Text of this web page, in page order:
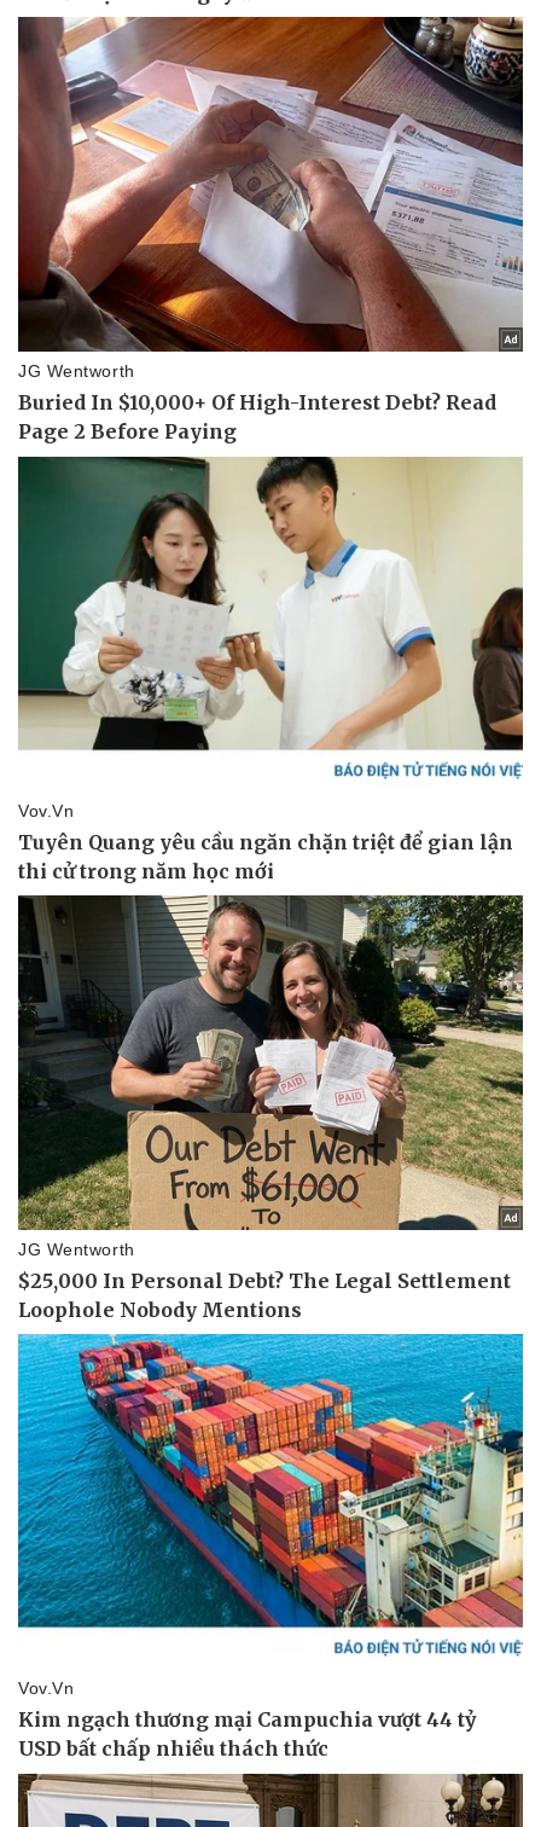
Doanh nghiệp
Thông tin doanh nghiệp
Doanh nghiệp 24h
Doanh nhân
Vì cộng đồng
Công nghệ
Sành điệu
Tin Công nghệ
Trải nghiệm
Chuyển đổi số
Sức khỏe
Dinh dưỡng - món ngon
Cây thuốc
Sản phụ khoa
Nhi khoa
Nam khoa
Làm đẹp - giảm cân
Phòng mạch online
Ăn sạch sống khỏe
Đời sống
Nhà đẹp
Blog
Tình yêu - Gia đình